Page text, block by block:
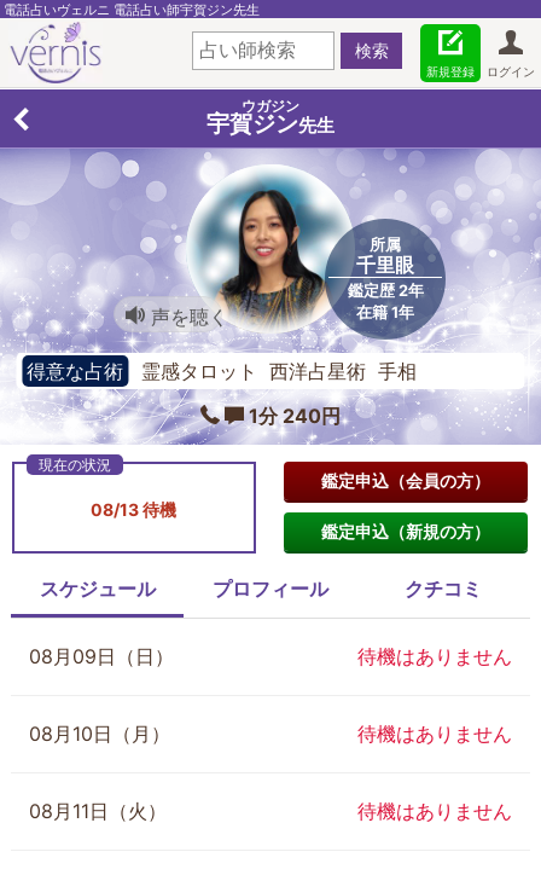
電話占いヴェルニ 電話占い師宇賀ジン先生
ログイン
新規登録
ウガジン
宇賀ジン先生
所属
千里眼
鑑定歴 2年
在籍 1年
声を聴く
得意な占術
霊感タロット 西洋占星術 手相
1分 240円
08/13 待機
鑑定申込（会員の方）
鑑定申込（新規の方）
スケジュール プロフィール クチコミ
08月09日（日） 待機はありません
08月10日（月） 待機はありません
08月11日（火） 待機はありません